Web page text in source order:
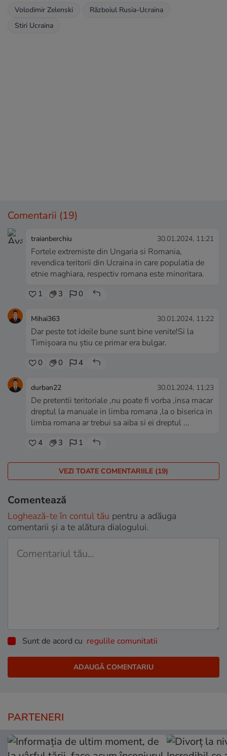
Volodimir Zelenski
Războiul Rusia-Ucraina
Stiri Ucraina
Comentarii (19)
traianberchiu 30.01.2024, 11:21
Fortele extremiste din Ungaria si Romania,
revendica teritorii din Ucraina in care populatia de
etnie maghiara, respectiv romana este minoritara.
1 3 0
Mihai363 30.01.2024, 11:22
Dar peste tot ideile bune sunt bine venite!Si la
Timișoara nu știu ce primar era bulgar.
0 0 4
durban22 30.01.2024, 11:23
De pretentii teritoriale ,nu poate fi vorba ,insa macar
dreptul la manuale in limba romana ,la o biserica in
limba romana ar trebui sa aiba si ei dreptul ...
4 3 1
VEZI TOATE COMENTARIILE (19)
Comentează
Loghează-te în contul tău pentru a adăuga
comentarii și a te alătura dialogului.
Sunt de acord cu regulile comunitatii
PARTENERI